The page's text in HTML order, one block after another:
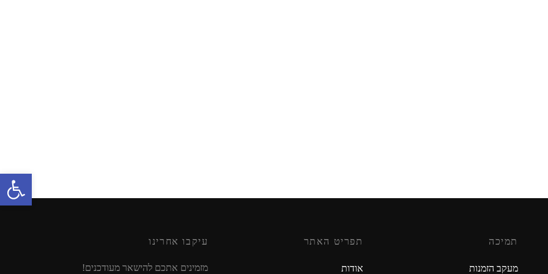
תמיכה
מעקב הזמנות
תפריט האתר
אודות
עיקבו אחרינו
מזמינים אתכם להישאר מעודכנים!
פתח סרגל נגישות